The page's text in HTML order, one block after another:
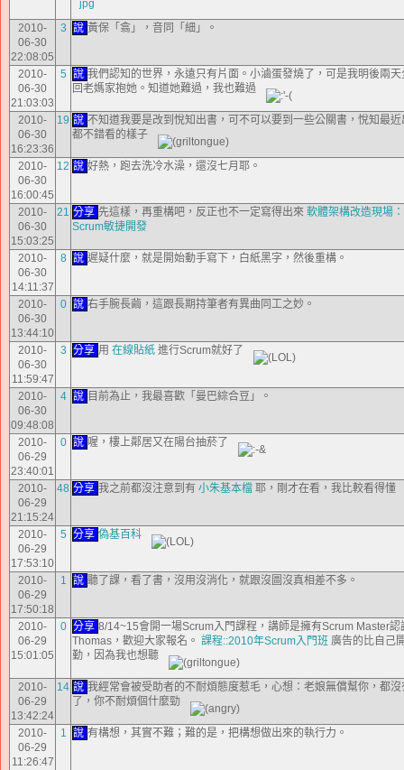
2010-
06-30
22:08:05
3 說 黃保「翕」，音同「細」。
2010-
06-30
21:03:03
5 說 我們認知的世界，永遠只有片面。小滷蛋發燒了，可是我明後兩
回老媽家抱她。知道她難過，我也難過
2010-
06-30
16:23:36
19 說 不知道我要是改到悅知出書，可不可以要到一些公關書，悅知最
都不錯看的樣子
2010-
06-30
16:00:45
12 說 好熱，跑去洗冷水澡，還沒七月耶。
2010-
06-30
15:03:25
21 分享 先這樣，再重構吧，反正也不一定寫得出來 軟體架構改造現場
Scrum敏捷開發
2010-
06-30
14:11:37
8 說 遲疑什麼，就是開始動手寫下，白紙黑字，然後重構。
2010-
06-30
13:44:10
0 說 右手腕長繭，這跟長期持筆者有異曲同工之妙。
2010-
06-30
11:59:47
3 分享 用 在線貼紙 進行Scrum就好了
2010-
06-30
09:48:08
4 說 目前為止，我最喜歡「曼巴綜合豆」。
2010-
06-29
23:40:01
0 說 喔，樓上鄰居又在陽台抽菸了
2010-
06-29
21:15:24
48 分享 我之前都沒注意到有 小朱基本檔 耶，剛才在看，我比較看得懂
2010-
06-29
17:53:10
5 分享 偽基百科
2010-
06-29
17:50:18
1 說 聽了課，看了書，沒用沒消化，就跟沒圖沒真相差不多。
2010-
06-29
15:01:05
0 分享 8/14~15會開一場Scrum入門課程，講師是擁有Scrum Master認
Thomas，歡迎大家報名。 課程::2010年Scrum入門班 廣告的比自己
勤，因為我也想聽
2010-
06-29
13:42:24
14 說 我經常會被受助者的不耐煩態度惹毛，心想：老娘無償幫你，都
了，你不耐煩個什麼勁
2010-
06-29
11:26:47
1 說 有構想，其實不難；難的是，把構想做出來的執行力。